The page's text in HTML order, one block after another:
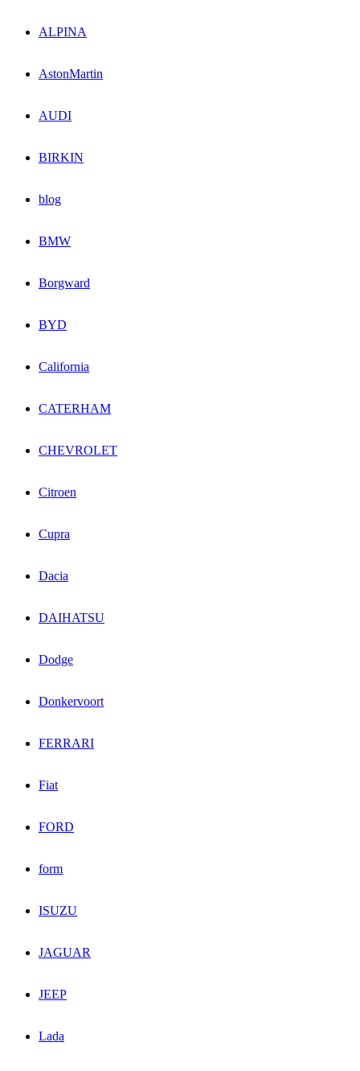
ALPINA
AstonMartin
AUDI
BIRKIN
blog
BMW
Borgward
BYD
California
CATERHAM
CHEVROLET
Citroen
Cupra
Dacia
DAIHATSU
Dodge
Donkervoort
FERRARI
Fiat
FORD
form
ISUZU
JAGUAR
JEEP
Lada